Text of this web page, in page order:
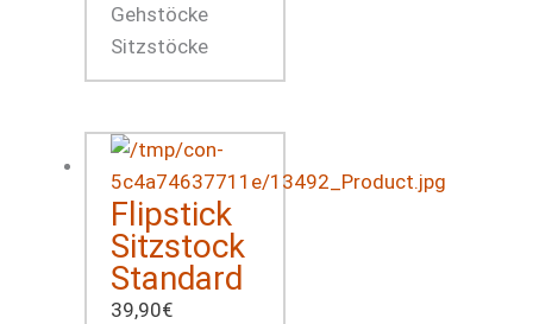
Flipstick
Sitzstock
Standard
39,90€